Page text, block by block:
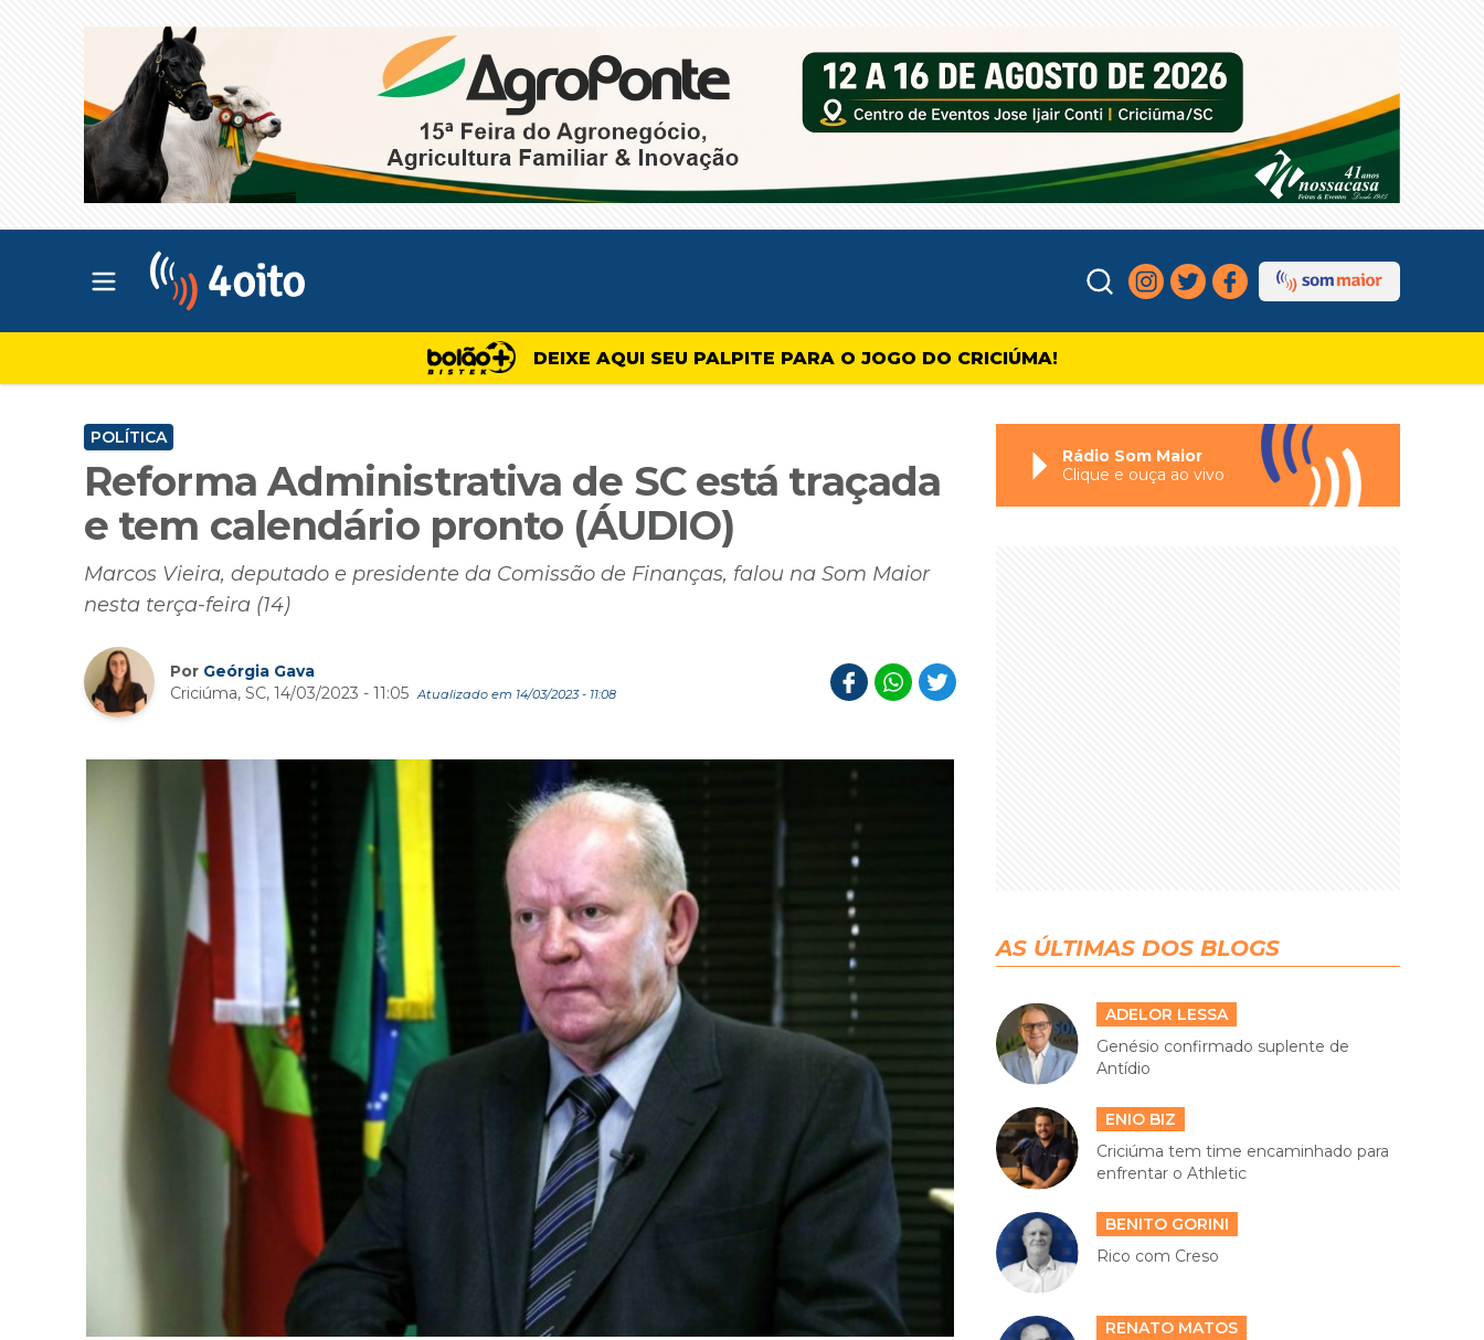
Abrir menu principal
DEIXE AQUI SEU PALPITE PARA O JOGO DO CRICIÚMA!
POLÍTICA
Reforma Administrativa de SC está traçada
e tem calendário pronto (ÁUDIO)
Marcos Vieira, deputado e presidente da Comissão de Finanças, falou na Som Maior
nesta terça-feira (14)
Por Geórgia Gava
Criciúma, SC, 14/03/2023 - 11:05 Atualizado em 14/03/2023 - 11:08
Rádio Som Maior
Clique e ouça ao vivo
AS ÚLTIMAS DOS BLOGS
ADELOR LESSA
Genésio confirmado suplente de
Antídio
ENIO BIZ
Criciúma tem time encaminhado para
enfrentar o Athletic
BENITO GORINI
Rico com Creso
RENATO MATOS